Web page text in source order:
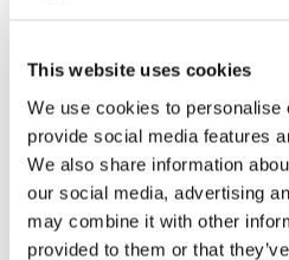
This website uses cookies
We use cookies to personalise
provide social media features
We also share information
our social media, advertising
may combine it with other
provided to them or that
recycelbaren Materialien hergestellt.
Reflect 5270 und 5280 sind jeweils
Modell.
Reflect 5200 ist mit dem EU-
ausgezeichnet. Mehr dazu